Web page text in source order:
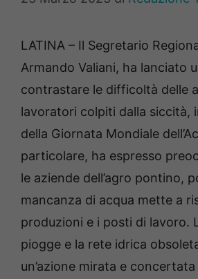
LATINA – Il Segretario
Armando Valiani, ha lanciato
contrastare le difficoltà delle
lavoratori colpiti dalla siccità,
della Giornata Mondiale
particolare, ha espresso
le aziende dell’agro pontino,
mancanza di acqua mette a
produzioni e i posti di lavoro.
piogge e la rete idrica
un’azione mirata e